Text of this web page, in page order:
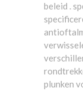
beleid .
plunken